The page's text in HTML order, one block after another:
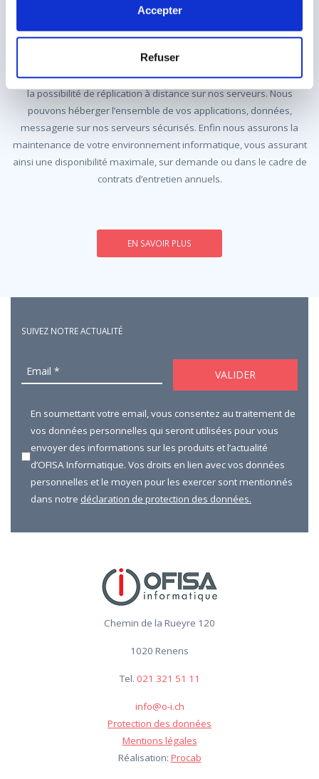
Accepter
Refuser
solutions modernes, adaptées à vos besoins, performantes et
Nous veillons aussi à une sauvegarde sécurisée et complète de vos
données que ce soit sur votre poste de travail ou votre serveur avec
la possibilité de réplication à distance sur nos serveurs. Nous
pouvons héberger l’ensemble de vos applications, données,
messagerie sur nos serveurs sécurisés. Enfin nous assurons la
maintenance de votre environnement informatique, vous assurant
ainsi une disponibilité maximale, sur demande ou dans le cadre de
contrats d’entretien annuels.
EN SAVOIR PLUS
SUIVEZ NOTRE ACTUALITÉ
En soumettant votre email, vous consentez au traitement de
vos données personnelles qui seront utilisées pour vous
envoyer des informations sur les produits et l’actualité
d’OFISA Informatique. Vos droits en lien avec vos données
personnelles et le moyen pour les exercer sont mentionnés
dans notre déclaration de protection des données.
Chemin de la Rueyre 120
1020 Renens
Tel. 021 321 51 11
info@o-i.ch
Protection des données
Mentions légales
Réalisation: Procab